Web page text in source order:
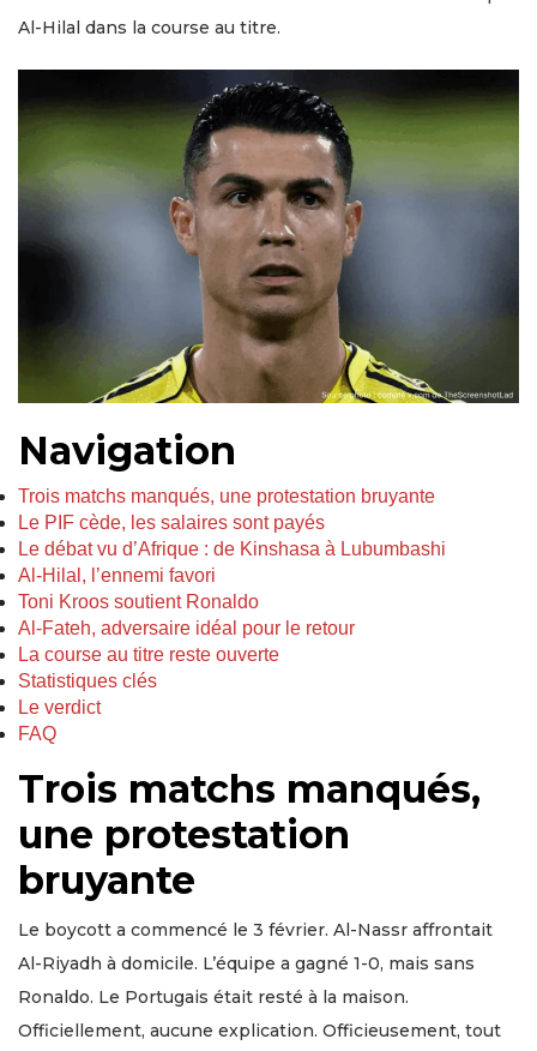
Al-Hilal dans la course au titre.
Navigation
Trois matchs manqués, une protestation bruyante
Le PIF cède, les salaires sont payés
Le débat vu d’Afrique : de Kinshasa à Lubumbashi
Al-Hilal, l’ennemi favori
Toni Kroos soutient Ronaldo
Al-Fateh, adversaire idéal pour le retour
La course au titre reste ouverte
Statistiques clés
Le verdict
FAQ
Trois matchs manqués,
une protestation
bruyante
Le boycott a commencé le 3 février. Al-Nassr affrontait
Al-Riyadh à domicile. L’équipe a gagné 1-0, mais sans
Ronaldo. Le Portugais était resté à la maison.
Officiellement, aucune explication. Officieusement, tout